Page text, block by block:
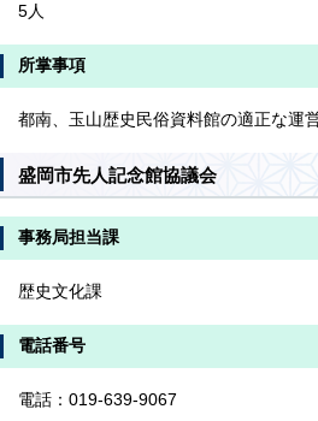
5人
所掌事項
都南、玉山歴史民俗資料館の適正な運
盛岡市先人記念館協議会
事務局担当課
歴史文化課
電話番号
電話：019-639-9067